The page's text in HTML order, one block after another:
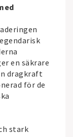
en säkrare
dragkraft
för de
stark